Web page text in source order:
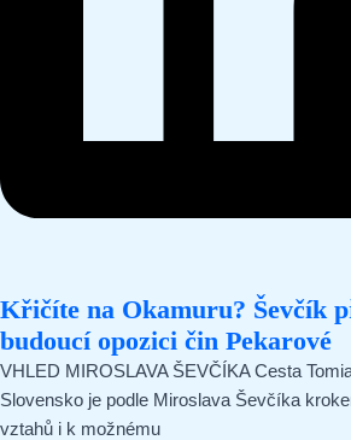
Křičíte na Okamuru? Ševčík
budoucí opozici čin Pekarové
VHLED MIROSLAVA ŠEVČÍKA Cesta
Slovensko je podle Miroslava Ševčíka
vztahů i k možnému